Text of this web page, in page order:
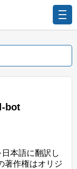
bot
本語に翻訳し
著作権はオリジ